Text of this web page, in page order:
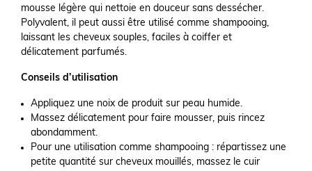
mousse légère qui nettoie en douceur sans dessécher.
Polyvalent, il peut aussi être utilisé comme shampooing,
laissant les cheveux souples, faciles à coiffer et
délicatement parfumés.
Conseils d’utilisation
Appliquez une noix de produit sur peau humide.
Massez délicatement pour faire mousser, puis rincez
abondamment.
Pour une utilisation comme shampooing : répartissez une
petite quantité sur cheveux mouillés, massez le cuir